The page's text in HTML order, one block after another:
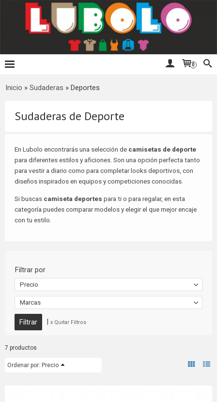
0
Inicio » Sudaderas » Deportes
Sudaderas de Deporte
En Lubolo encontrarás una selección de camisetas de deporte
para diferentes estilos y aficiones. Son una opción perfecta tanto
para vestir a diario como para completar looks deportivos, con
diseños inspirados en equipos y competiciones conocidas.
Si buscas camiseta deportes para ti o para regalar, en esta
categoría puedes comparar modelos y elegir el que mejor encaje
con tu estilo.
Filtrar por
Precio
Marcas
| x Quitar Filtros
7 productos
Ordenar por: Precio